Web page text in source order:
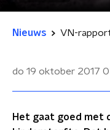
Nieuws
do 19 oktober 2017
Het gaat goed met